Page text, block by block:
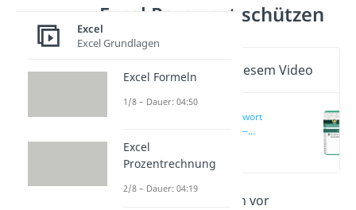
Excel Passwort schützen
Wichtige Inhalte in diesem Video
Excel Passwort
schützen —
Um vertrauliche Dateien vor
Excel
Excel Grundlagen
Excel Formeln
1/8 – Dauer: 04:50
Excel
Prozentrechnung
2/8 – Dauer: 04:19